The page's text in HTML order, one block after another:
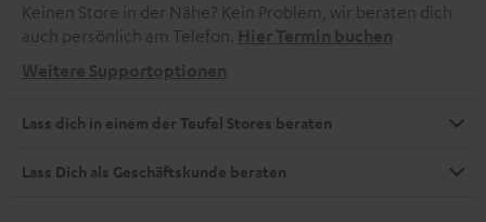
Keinen Store in der Nähe? Kein Problem, wir beraten dich
auch persönlich am Telefon. Hier Termin buchen
Weitere Supportoptionen
Lass dich in einem der Teufel Stores beraten
Lass Dich als Geschäftskunde beraten